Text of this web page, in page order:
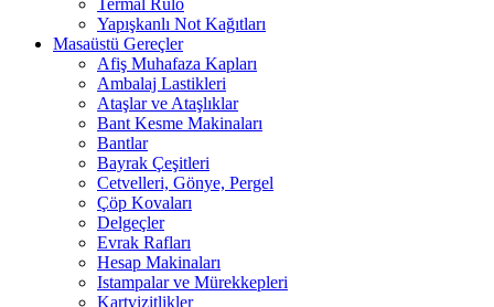
Yapışkanlı Not Kağıtları
Masaüstü Gereçler
Afiş Muhafaza Kapları
Ambalaj Lastikleri
Ataşlar ve Ataşlıklar
Bant Kesme Makinaları
Bantlar
Bayrak Çeşitleri
Cetvelleri, Gönye, Pergel
Çöp Kovaları
Delgeçler
Evrak Rafları
Hesap Makinaları
Istampalar ve Mürekkepleri
Kartvizitlikler